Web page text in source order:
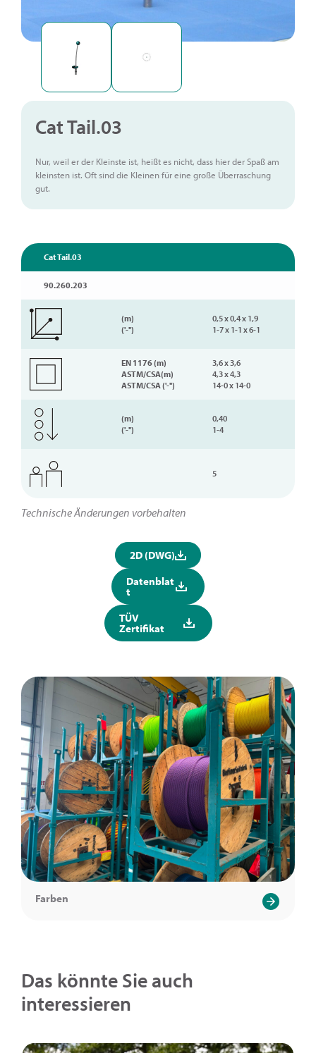
Cat Tail.03
Nur, weil er der Kleinste ist, heißt es nicht, dass hier der Spaß am
kleinsten ist. Oft sind die Kleinen für eine große Überraschung
gut.
Cat Tail.03
90.260.203
(m)
('-'')
0,5 x 0,4 x 1,9
1-7 x 1-1 x 6-1
EN 1176 (m)
ASTM/CSA(m)
ASTM/CSA ('-'')
3,6 x 3,6
4,3 x 4,3
14-0 x 14-0
(m)
('-'')
0,40
1-4
5
Technische Änderungen vorbehalten
2D (DWG)
Datenblat
t
TÜV
Zertifikat
Farben
Das könnte Sie auch
interessieren